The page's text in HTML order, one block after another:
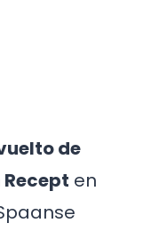
de
en